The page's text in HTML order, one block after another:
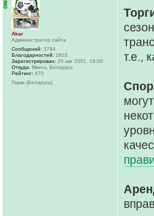
т.е.,
Akar
Администратор сайта
Сообщений: 3794
Благодарностей: 2816
Зарегистрирован: 20 авг 2001, 19:00
Откуда: Минск, Беларусь
Рейтинг: 470
Горки (Беларусь)